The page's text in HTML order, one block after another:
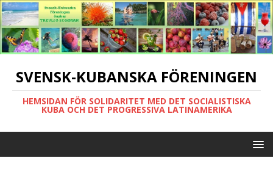
SVENSK-KUBANSKA FÖRENINGEN
HEMSIDAN FÖR SOLIDARITET MED DET SOCIALISTISKA
KUBA OCH DET PROGRESSIVA LATINAMERIKA